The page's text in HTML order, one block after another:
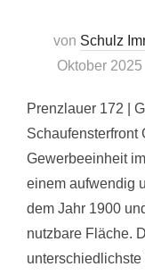
von Schulz
Oktober 2025
Prenzlauer 172 |
Schaufensterfront
Gewerbeeinheit
einem aufwendig
dem Jahr 1900
nutzbare Fläche.